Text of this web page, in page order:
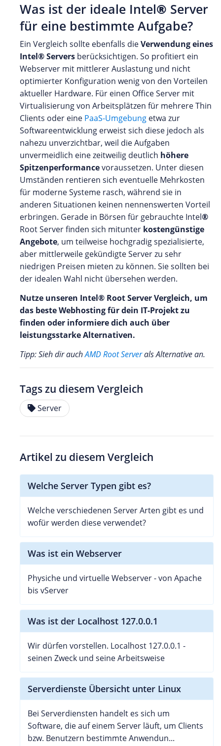
Was ist der ideale Intel® Server
für eine bestimmte Aufgabe?
Ein Vergleich sollte ebenfalls dieVerwendung eines
Intel®Servers berücksichtigen. So profitiert ein
Webserver mit mittlerer Auslastung und nicht
optimierter Konfiguration wenig von den Vorteilen
aktueller Hardware. Für einen Office Server mit
Virtualisierung von Arbeitsplätzen für mehrere Thin
Clients oder eine PaaS-Umgebung etwa zur
Softwareentwicklung erweist sich diese jedoch als
nahezu unverzichtbar, weil die Aufgaben
unvermeidlich eine zeitweilig deutlich höhere
Spitzenperformancevoraussetzen. Unter diesen
Umständen rentieren sich eventuelle Mehrkosten
für moderne Systeme rasch, während sie in
anderen Situationen keinen nennenswerten Vorteil
erbringen. Gerade in Börsen für gebrauchte Intel®
Root Server finden sich mitunter kostengünstige
Angebote, um teilweise hochgradig spezialisierte,
aber mittlerweile gekündigte Server zu sehr
niedrigen Preisen mieten zu können. Sie sollten bei
der idealen Wahl nicht übersehen werden.
Nutze unseren Intel® Root Server Vergleich, um
das beste Webhosting für dein IT-Projekt zu
finden oder informiere dich auch über
leistungsstarke Alternativen.
Tipp: Sieh dir auchAMD Root Serverals Alternative an.
Tags zu diesem Vergleich
Server
Artikel zu diesem Vergleich
Welche Server Typen gibt es?
Welche verschiedenen Server Arten gibt es und
wofür werden diese verwendet?
Was ist ein Webserver
Physiche und virtuelle Webserver - von Apache
bis vServer
Was ist der Localhost 127.0.0.1
Wir dürfen vorstellen. Localhost 127.0.0.1 -
seinen Zweck und seine Arbeitsweise
Serverdienste Übersicht unter Linux
Bei Serverdiensten handelt es sich um
Software, die auf einem Server läuft, um Clients
bzw. Benutzern bestimmte Anwendun...